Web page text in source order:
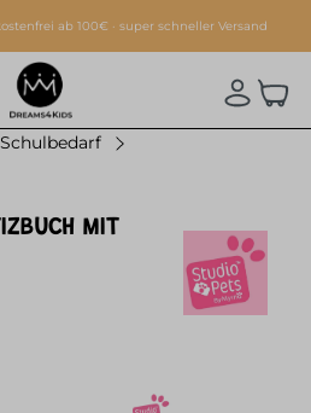
ab 100€ · super schneller Versand
Schulbedarf
MIT